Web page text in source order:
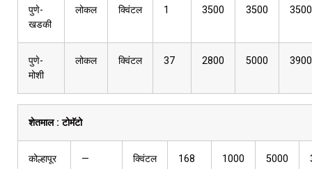
पुणे-
खडकी
लोकल क्विंटल 1 3500 3500 3500
पुणे-
मोशी
लोकल क्विंटल 37 2800 5000 3900
शेतमाल :टोमॅटो
कोल्हापूर — क्विंटल 168 1000 5000